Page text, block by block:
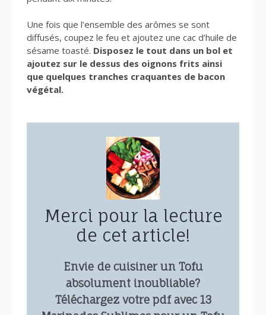
Une fois que l’ensemble des arômes se sont
diffusés, coupez le feu et ajoutez une cac d’huile de
sésame toasté. Disposez le tout dans un bol et
ajoutez sur le dessus des oignons frits ainsi
que quelques tranches craquantes de bacon
végétal.
Merci pour la lecture
de cet article!
Envie de cuisiner un Tofu
absolument inoubliable?
Téléchargez votre pdf avec 13